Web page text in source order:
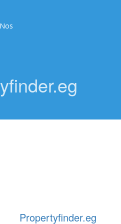
Propertyfinder.eg